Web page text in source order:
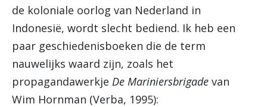
de koloniale oorlog van Nederland in
Indonesië, wordt slecht bediend. Ik heb een
paar geschiedenisboeken die de term
nauwelijks waard zijn, zoals het
propagandawerkje De Mariniersbrigade van
Wim Hornman (Verba, 1995):